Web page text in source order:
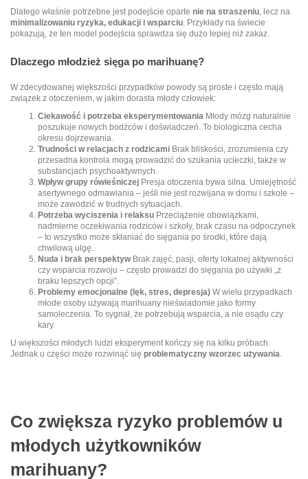
Dlatego właśnie potrzebne jest podejście oparte nie na straszeniu, lecz na
minimalizowaniu ryzyka, edukacji i wsparciu. Przykłady na świecie
pokazują, że ten model podejścia sprawdza się dużo lepiej niż zakaz.
Dlaczego młodzież sięga po marihuanę?
W zdecydowanej większości przypadków powody są proste i często mają
związek z otoczeniem, w jakim dorasta młody człowiek:
Ciekawość i potrzeba eksperymentowania Młody mózg naturalnie
poszukuje nowych bodźców i doświadczeń. To biologiczna cecha
okresu dojrzewania.
Trudności w relacjach z rodzicami Brak bliskości, zrozumienia czy
przesadna kontrola mogą prowadzić do szukania ucieczki, także w
substancjach psychoaktywnych.
Wpływ grupy rówieśniczej Presja otoczenia bywa silna. Umiejętność
asertywnego odmawiania – jeśli nie jest rozwijana w domu i szkole –
może zawodzić w trudnych sytuacjach.
Potrzeba wyciszenia i relaksu Przeciążenie obowiązkami,
nadmierne oczekiwania rodziców i szkoły, brak czasu na odpoczynek
– to wszystko może skłaniać do sięgania po środki, które dają
chwilową ulgę.
Nuda i brak perspektywBrak zajęć, pasji, oferty lokalnej aktywności
czy wsparcia rozwoju – często prowadzi do sięgania po używki „z
braku lepszych opcji”.
Problemy emocjonalne (lęk, stres, depresja) W wielu przypadkach
młode osoby używają marihuany nieświadomie jako formy
samoleczenia. To sygnał, że potrzebują wsparcia, a nie osądu czy
kary.
U większości młodych ludzi eksperyment kończy się na kilku próbach.
Jednak u części może rozwinąć się problematyczny wzorzec używania.
Co zwiększa ryzyko problemów u
młodych użytkowników
marihuany?